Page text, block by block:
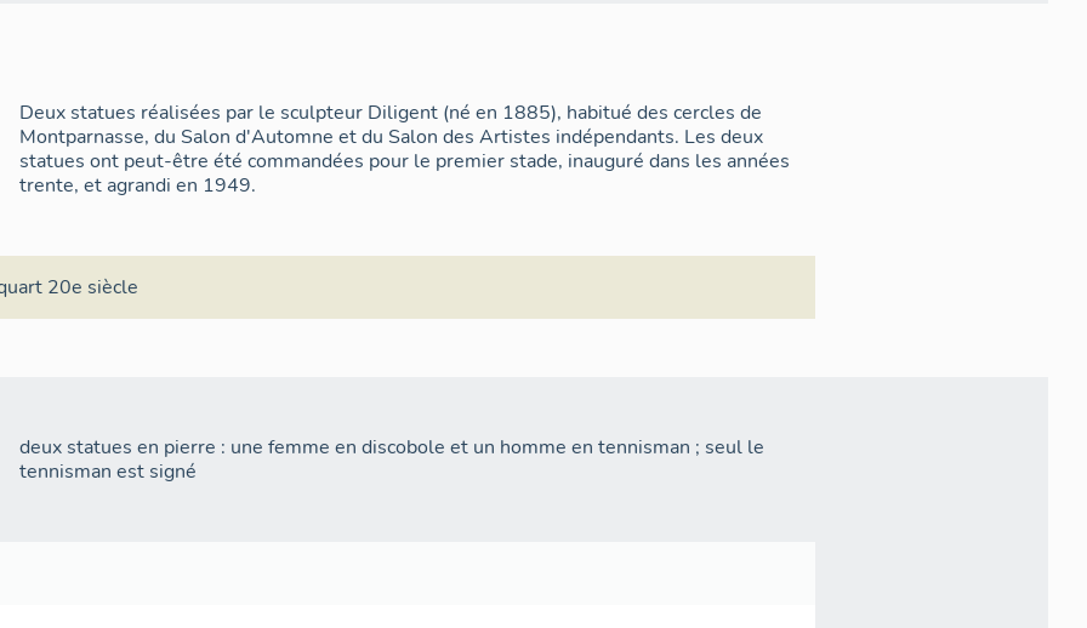
Deux statues réalisées par le sculpteur Diligent (né en 1885), habitué des cercles de
Montparnasse, du Salon d'Automne et du Salon des Artistes indépendants. Les deux
statues ont peut-être été commandées pour le premier stade, inauguré dans les années
trente, et agrandi en 1949.
20e siècle
deux statues en pierre : une femme en discobole et un homme en tennisman ; seul le
tennisman est signé